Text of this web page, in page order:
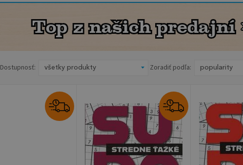
Top z našich predajní
Top z našich predajní
Dostupnosť: Zoradiť podľa: